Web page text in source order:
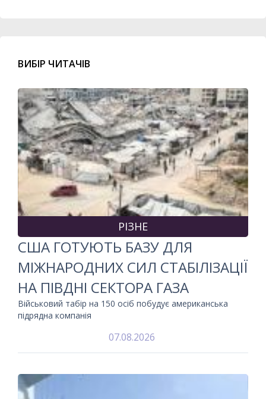
ВИБІР ЧИТАЧІВ
РІЗНЕ
США ГОТУЮТЬ БАЗУ ДЛЯ
МІЖНАРОДНИХ СИЛ СТАБІЛІЗАЦІЇ
НА ПІВДНІ СЕКТОРА ГАЗА
Військовий табір на 150 осіб побудує американська
підрядна компанія
07.08.2026